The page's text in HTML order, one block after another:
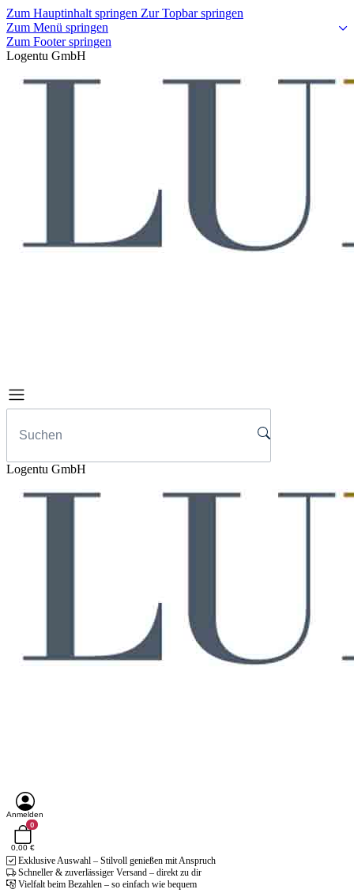
Zum Hauptinhalt springen Zur Topbar springen
Zum Menü springen
Zum Footer springen
Logentu GmbH
Logentu GmbH
Anmelden
0
0,00 €
Exklusive Auswahl – Stilvoll genießen mit Anspruch
Schneller & zuverlässiger Versand – direkt zu dir
Vielfalt beim Bezahlen – so einfach wie bequem